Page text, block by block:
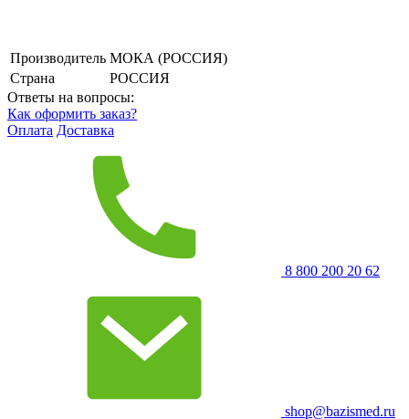
Производитель МОКА (РОССИЯ)
Страна
РОССИЯ
Ответы на вопросы:
Как оформить заказ?
Оплата Доставка
8 800 200 20 62
shop@bazismed.ru